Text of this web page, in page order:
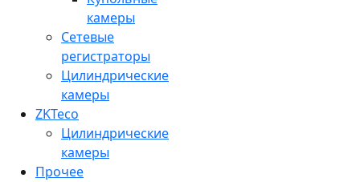
камеры
Сетевые
регистраторы
Цилиндрические
камеры
ZKTeco
Цилиндрические
камеры
Прочее